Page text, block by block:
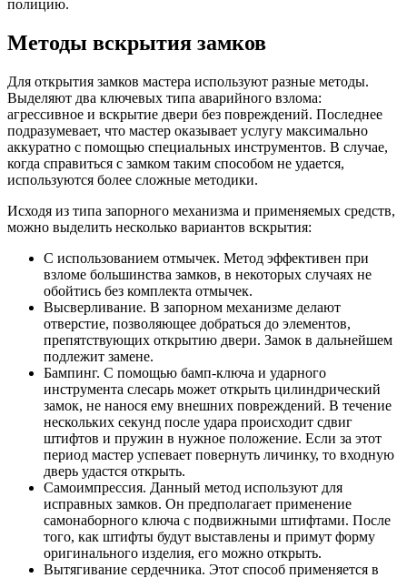
полицию.
Методы вскрытия замков
Для открытия замков мастера используют разные методы.
Выделяют два ключевых типа аварийного взлома:
агрессивное и вскрытие двери без повреждений. Последнее
подразумевает, что мастер оказывает услугу максимально
аккуратно с помощью специальных инструментов. В случае,
когда справиться с замком таким способом не удается,
используются более сложные методики.
Исходя из типа запорного механизма и применяемых средств,
можно выделить несколько вариантов вскрытия:
С использованием отмычек. Метод эффективен при
взломе большинства замков, в некоторых случаях не
обойтись без комплекта отмычек.
Высверливание. В запорном механизме делают
отверстие, позволяющее добраться до элементов,
препятствующих открытию двери. Замок в дальнейшем
подлежит замене.
Бампинг. С помощью бамп-ключа и ударного
инструмента слесарь может открыть цилиндрический
замок, не нанося ему внешних повреждений. В течение
нескольких секунд после удара происходит сдвиг
штифтов и пружин в нужное положение. Если за этот
период мастер успевает повернуть личинку, то входную
дверь удастся открыть.
Самоимпрессия. Данный метод используют для
исправных замков. Он предполагает применение
самонаборного ключа с подвижными штифтами. После
того, как штифты будут выставлены и примут форму
оригинального изделия, его можно открыть.
Вытягивание сердечника. Этот способ применяется в